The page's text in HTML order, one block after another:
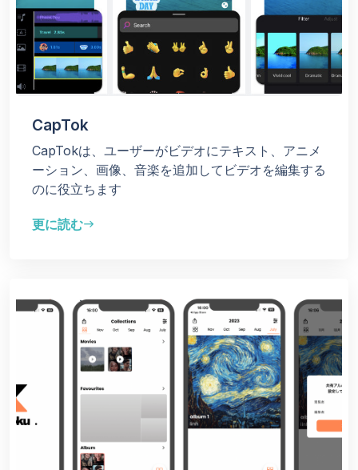
CapTok
CapTokは、ユーザーがビデオにテキスト、アニメ
ーション、画像、音楽を追加してビデオを編集する
のに役立ちます
更に読むeast